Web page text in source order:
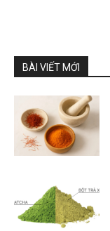
BÀI VIẾT MỚI